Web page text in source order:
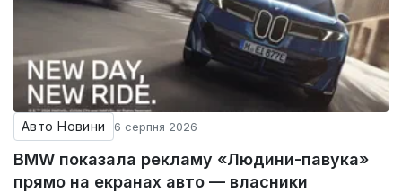
Авто Новини 6 серпня 2026
BMW показала рекламу «Людини-павука»
прямо на екранах авто — власники